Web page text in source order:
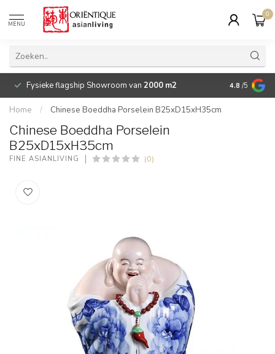
MENU
0
Fysieke flagship Showroom van 2000 m2 Betaalbare
4.8 /5
Home / Chinese Boeddha Porselein B25xD15xH35cm
Chinese Boeddha Porselein
B25xD15xH35cm
FINE ASIANLIVING (0)